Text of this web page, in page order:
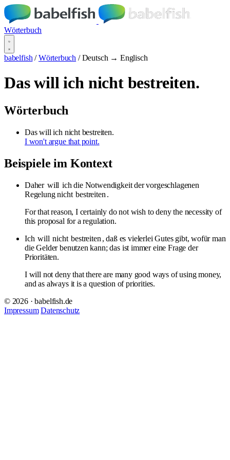
Wörterbuch
babelfish / Wörterbuch / Deutsch → Englisch
Das will ich nicht bestreiten.
Wörterbuch
Das will ich nicht bestreiten.
I won't argue that point.
Beispiele im Kontext
Daher will ich die Notwendigkeit der vorgeschlagenen
Regelung nicht bestreiten .
For that reason, I certainly do not wish to deny the necessity of
this proposal for a regulation.
Ich will nicht bestreiten , daß es vielerlei Gutes gibt, wofür man
die Gelder benutzen kann; das ist immer eine Frage der
Prioritäten.
I will not deny that there are many good ways of using money,
and as always it is a question of priorities.
© 2026 · babelfish.de
Impressum Datenschutz